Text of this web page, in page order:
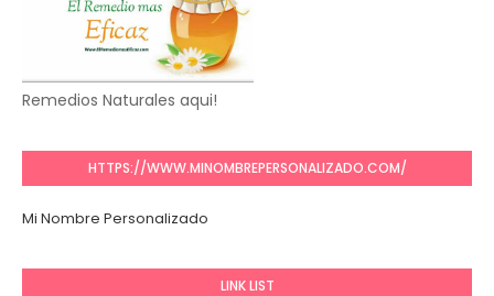
Remedios Naturales aqui!
HTTPS://WWW.MINOMBREPERSONALIZADO.COM/
Mi Nombre Personalizado
LINK LIST